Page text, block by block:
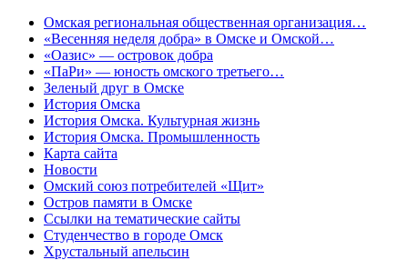
Омская региональная общественная организация…
«Весенняя неделя добра» в Омске и Омской…
«Оазис» — островок добра
«ПаРи» — юность омского третьего…
Зеленый друг в Омске
История Омска
История Омска. Культурная жизнь
История Омска. Промышленность
Карта сайта
Новости
Омский союз потребителей «Щит»
Остров памяти в Омске
Ссылки на тематические сайты
Студенчество в городе Омск
Хрустальный апельсин